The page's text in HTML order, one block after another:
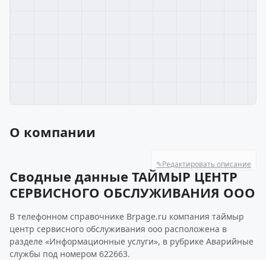
О компании
✎Редактировать описание
Сводные данные ТАЙМЫР ЦЕНТР
СЕРВИСНОГО ОБСЛУЖИВАНИЯ ООО
В телефонном справочнике Brpage.ru компания таймыр
центр сервисного обслуживания ооо расположена в
разделе «Информационные услуги», в рубрике Аварийные
службы под номером 622663.